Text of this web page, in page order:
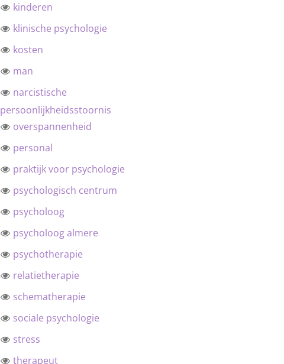
kinderen
klinische psychologie
kosten
man
narcistische
persoonlijkheidsstoornis
overspannenheid
personal
praktijk voor psychologie
psychologisch centrum
psycholoog
psycholoog almere
psychotherapie
relatietherapie
schematherapie
sociale psychologie
stress
therapeut